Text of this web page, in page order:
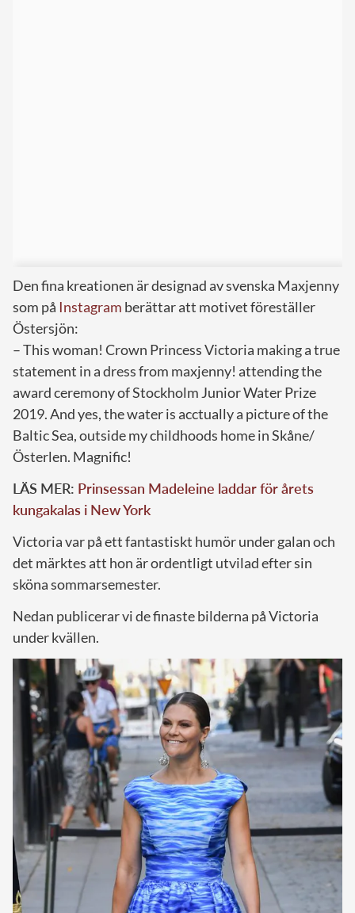
Den fina kreationen är designad av svenska Maxjenny
som på Instagram berättar att motivet föreställer
Östersjön:
– This woman! Crown Princess Victoria making a true
statement in a dress from maxjenny! attending the
award ceremony of Stockholm Junior Water Prize
2019. And yes, the water is acctually a picture of the
Baltic Sea, outside my childhoods home in Skåne/
Österlen. Magnific!
LÄS MER: Prinsessan Madeleine laddar för årets
kungakalas i New York
Victoria var på ett fantastiskt humör under galan och
det märktes att hon är ordentligt utvilad efter sin
sköna sommarsemester.
Nedan publicerar vi de finaste bilderna på Victoria
under kvällen.